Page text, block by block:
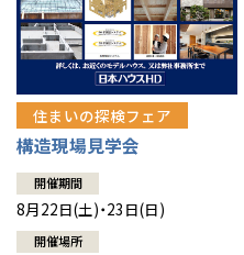
住まいの探検フェア
構造現場見学会
開催期間
8月22日(土)・23日(日)
開催場所